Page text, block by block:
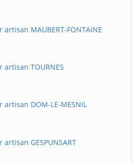
MAUBERT-FONTAiNE
TOURNES
DOM-LE-MESNiL
GESPUNSART